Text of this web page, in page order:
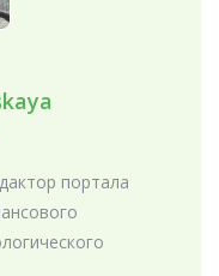
портала